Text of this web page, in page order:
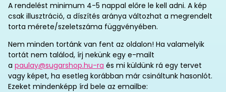
A rendelést minimum 4-5 nappal előre le kell adni. A kép
csak illusztráció, a díszítés aránya változhat a megrendelt
torta mérete/szeletszáma függvényében.
Nem minden tortánk van fent az oldalon! Ha valamelyik
tortát nem találod, írj nekünk egy e-mailt
a paulay@sugarshop.hu-ra és mi küldünk rá egy tervet
vagy képet, ha esetleg korábban már csináltunk hasonlót.
Ezeket mindenképp írd bele az emailbe: